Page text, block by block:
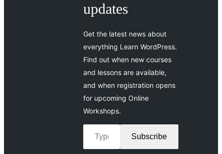
updates
Get the latest news about
everything Learn WordPress.
Find out when new courses
and lessons are available,
and when registration opens
for upcoming Online
Workshops.
Type your email…
Subscribe